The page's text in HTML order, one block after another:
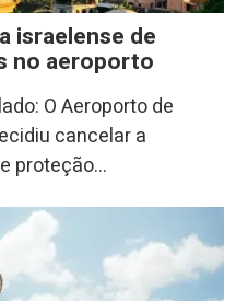
israelense de
no aeroporto
O Aeroporto de
cancelar a
proteção...